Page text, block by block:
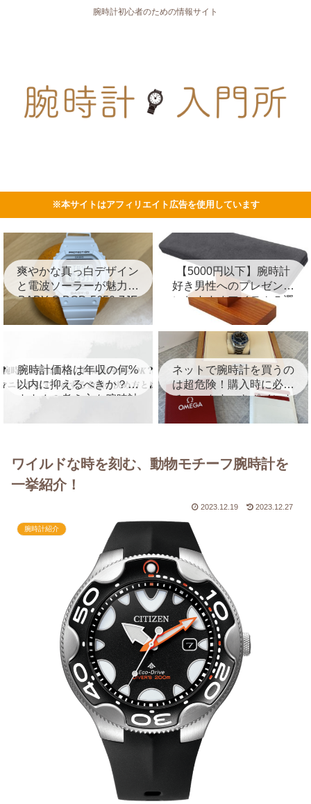
腕時計初心者のための情報サイト
※本サイトはアフィリエイト広告を使用しています
爽やかな真っ白デザイン
と電波ソーラーが魅力の
BABY-G BGD-5650-7JF
を徹底レビュー！
【5000円以下】腕時計
好き男性へのプレゼント
におすすめアイテム５選
を紹介！
腕時計価格は年収の何%
以内に抑えるべきか？お
すすめの考え方を腕時計
ネットで腕時計を買うの
は超危険！購入時に必ず
チェックすべきポイント
を徹底解説
ワイルドな時を刻む、動物モチーフ腕時計を
一挙紹介！
2023.12.19 2023.12.27
腕時計紹介